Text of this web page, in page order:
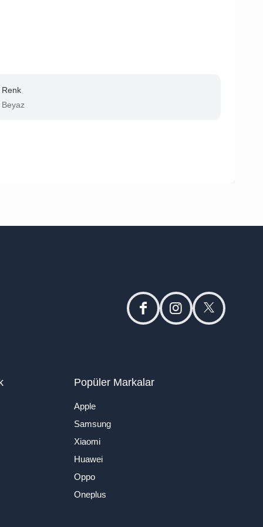
Renk
Beyaz
facebookinstagramtwitter
Popüler Markalar
Apple
Samsung
Xiaomi
Huawei
Oppo
Oneplus